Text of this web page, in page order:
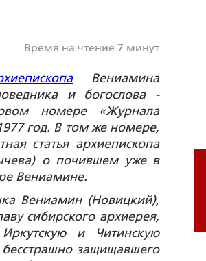
Время на чтение 7 минут
Вениамина
и богослова -
номере «Журнала
год. В том же номере,
статья архиепископа
о почившем уже в
Вениамине.
Вениамин (Новицкий),
сибирского архиерея,
и Читинскую
защищавшего